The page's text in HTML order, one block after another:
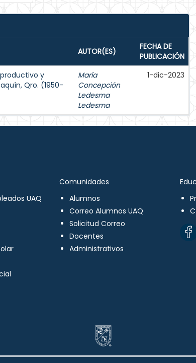
AUTOR(ES)
FECHA DE
PUBLICACIÓN
y
Qro. (1950-
María
Concepción
Ledesma
Ledesma
1-dic-2023
UAQ
Comunidades
Alumnos
Correo Alumnos UAQ
Solicitud Correo
Docentes
Administrativos